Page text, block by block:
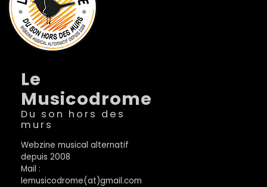
Le
Musicodrome
Du son hors des
murs
Webzine musical alternatif
depuis 2008
Mail :
lemusicodrome(at)gmail.com